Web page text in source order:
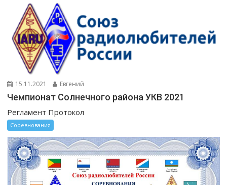
15.11.2021 Евгений
Чемпионат Солнечного района УКВ 2021
Регламент Протокол
Соревнования